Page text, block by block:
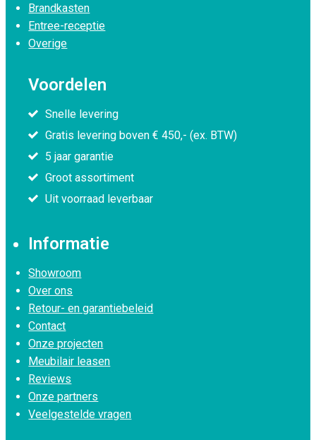
Brandkasten
Entree-receptie
Overige
Voordelen
Snelle levering
Gratis levering boven € 450,- (ex. BTW)
5 jaar garantie
Groot assortiment
Uit voorraad leverbaar
Informatie
Showroom
Over ons
Retour- en garantiebeleid
Contact
Onze projecten
Meubilair leasen
Reviews
Onze partners
Veelgestelde vragen